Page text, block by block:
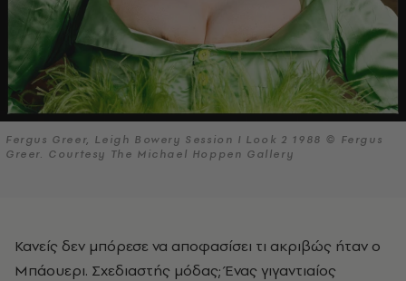
Fergus Greer, Leigh Bowery Session I Look 2 1988 © Fergus
Greer. Courtesy The Michael Hoppen Gallery
Κανείς δεν μπόρεσε να αποφασίσει τι ακριβώς ήταν ο
Μπάουερι. Σχεδιαστής μόδας; Ένας γιγαντιαίος